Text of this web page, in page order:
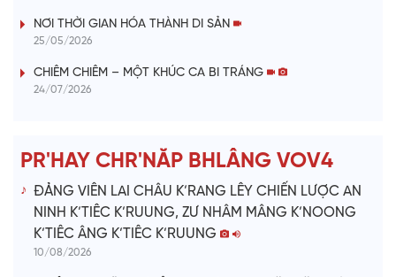
V
i
e
o
NƠI THỜI GIAN HÓA THÀNH DI SẢN
25/05/2026
CHIÊM CHIÊM – MỘT KHÚC CA BI TRÁNG
24/07/2026
PR'HAY CHR'NĂP BHLÂNG VOV4
ĐẢNG VIÊN LAI CHÂU K’RANG LÊY CHIẾN LƯỢC AN
NINH K’TIÊC K’RUUNG, ZƯ NHÂM MÂNG K’NOONG
K’TIÊC ÂNG K’TIÊC K’RUUNG
10/08/2026